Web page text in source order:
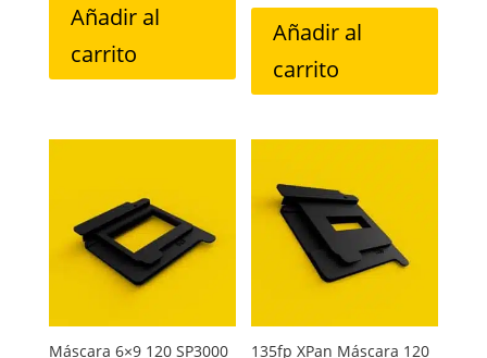
Añadir al
carrito
Añadir al
carrito
Máscara 6×9 120 SP3000 135fp XPan Máscara 120